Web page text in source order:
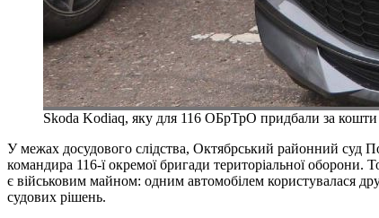
Skoda Kodiaq, яку для 116 ОБрТрО придбали за
У межах досудового слідства, Октябрський районний суд
командира 116-ї окремої бригади територіальної оборони.
є військовим майном: одним автомобілем користувалася
судових рішень.